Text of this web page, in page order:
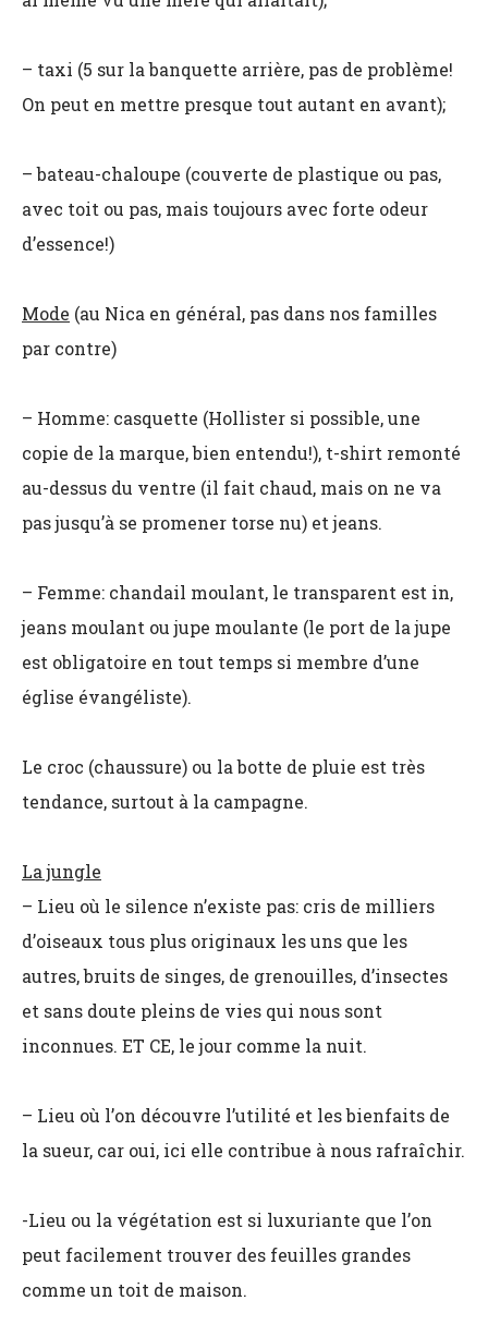
– taxi (5 sur la banquette arrière, pas de problème!
On peut en mettre presque tout autant en avant);
– bateau-chaloupe (couverte de plastique ou pas,
avec toit ou pas, mais toujours avec forte odeur
d’essence!)
Mode (au Nica en général, pas dans nos familles
par contre)
– Homme: casquette (Hollister si possible, une
copie de la marque, bien entendu!), t-shirt remonté
au-dessus du ventre (il fait chaud, mais on ne va
pas jusqu’à se promener torse nu) et jeans.
– Femme: chandail moulant, le transparent est in,
jeans moulant ou jupe moulante (le port de la jupe
est obligatoire en tout temps si membre d’une
église évangéliste).
Le croc (chaussure) ou la botte de pluie est très
tendance, surtout à la campagne.
La jungle
– Lieu où le silence n’existe pas: cris de milliers
d’oiseaux tous plus originaux les uns que les
autres, bruits de singes, de grenouilles, d’insectes
et sans doute pleins de vies qui nous sont
inconnues. ET CE, le jour comme la nuit.
– Lieu où l’on découvre l’utilité et les bienfaits de
la sueur, car oui, ici elle contribue à nous rafraîchir.
-Lieu ou la végétation est si luxuriante que l’on
peut facilement trouver des feuilles grandes
comme un toit de maison.